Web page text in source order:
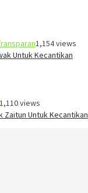
1,154 views
Untuk Kecantikan
1,110 views
Zaitun Untuk Kecantikan